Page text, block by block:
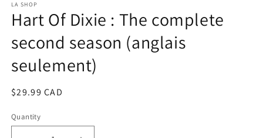
1
in
modal
LA SHOP
Hart Of Dixie : The complete
second season (anglais
seulement)
Regular
$29.99 CAD
Quantity